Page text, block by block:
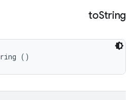
toString
()